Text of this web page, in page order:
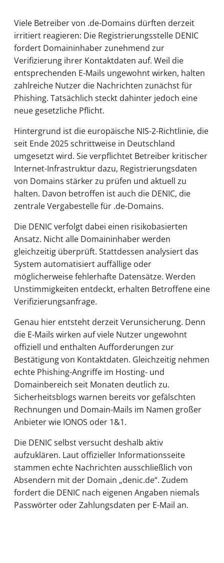
Viele Betreiber von .de-Domains dürften derzeit
irritiert reagieren: Die Registrierungsstelle DENIC
fordert Domaininhaber zunehmend zur
Verifizierung ihrer Kontaktdaten auf. Weil die
entsprechenden E-Mails ungewohnt wirken, halten
zahlreiche Nutzer die Nachrichten zunächst für
Phishing. Tatsächlich steckt dahinter jedoch eine
neue gesetzliche Pflicht.
Hintergrund ist die europäische NIS-2-Richtlinie, die
seit Ende 2025 schrittweise in Deutschland
umgesetzt wird. Sie verpflichtet Betreiber kritischer
Internet-Infrastruktur dazu, Registrierungsdaten
von Domains stärker zu prüfen und aktuell zu
halten. Davon betroffen ist auch die DENIC, die
zentrale Vergabestelle für .de-Domains.
Die DENIC verfolgt dabei einen risikobasierten
Ansatz. Nicht alle Domaininhaber werden
gleichzeitig überprüft. Stattdessen analysiert das
System automatisiert auffällige oder
möglicherweise fehlerhafte Datensätze. Werden
Unstimmigkeiten entdeckt, erhalten Betroffene eine
Verifizierungsanfrage.
Genau hier entsteht derzeit Verunsicherung. Denn
die E-Mails wirken auf viele Nutzer ungewohnt
offiziell und enthalten Aufforderungen zur
Bestätigung von Kontaktdaten. Gleichzeitig nehmen
echte Phishing-Angriffe im Hosting- und
Domainbereich seit Monaten deutlich zu.
Sicherheitsblogs warnen bereits vor gefälschten
Rechnungen und Domain-Mails im Namen großer
Anbieter wie IONOS oder 1&1.
Die DENIC selbst versucht deshalb aktiv
aufzuklären. Laut offizieller Informationsseite
stammen echte Nachrichten ausschließlich von
Absendern mit der Domain „denic.de“. Zudem
fordert die DENIC nach eigenen Angaben niemals
Passwörter oder Zahlungsdaten per E-Mail an.